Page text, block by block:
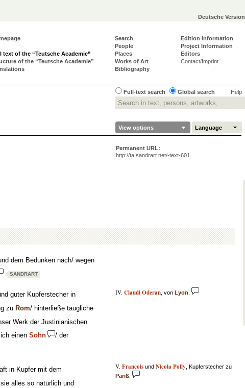
Deutsche Version
text of the “Teutsche Academie”
of the “Teutsche Academie”
Search
People
Places
Works of Art
Bibliography
Edition Information
Project Information
Editors
Contact/Imprint
Help
Full-text search Global search
View options Language
Permanent URL:
http://ta.sandrart.net/-text-601
dem Bedunken nach/ wegen
SANDRART
IV. Claudi Oderan, von Lyon
guter Kupferstecher in
zu Rom/ hinterließe taugliche
Werk der Justinianischen
einen Sohn
/ der
V. Francois und Nicola Polly , Kupferstecher zu
Pariß
in Kupfer mit dem
alles so natürlich und